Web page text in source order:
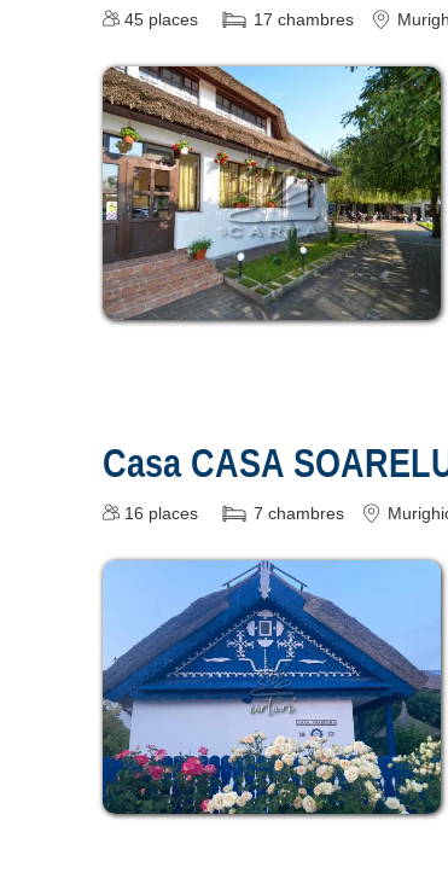
45 places 17 chambres
Casa CASA
16 places 7 chambres